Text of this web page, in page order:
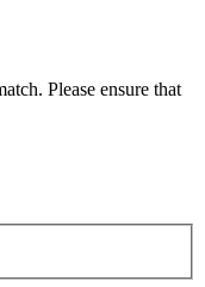
Please ensure that